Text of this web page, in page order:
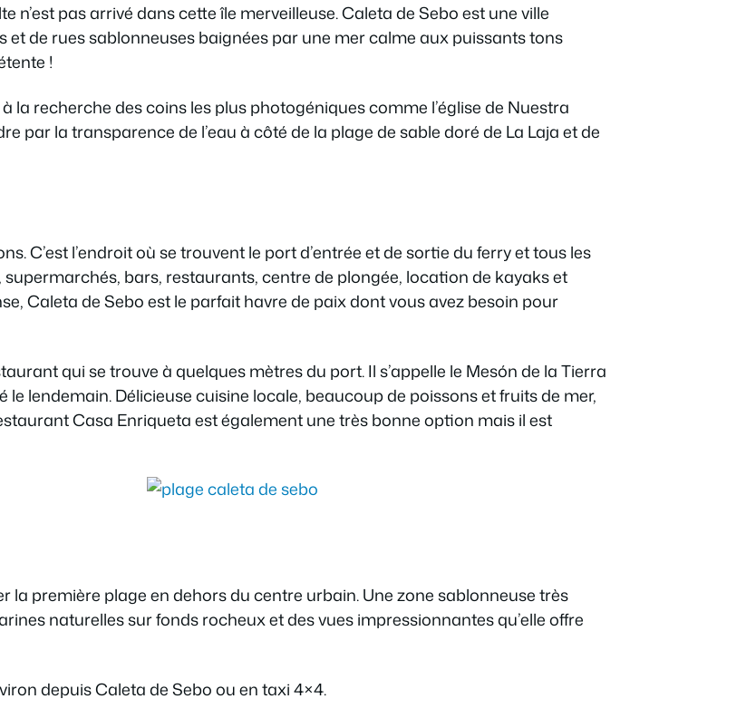
n’est pas arrivé dans cette île merveilleuse. Caleta de Sebo est une ville
et de rues sablonneuses baignées par une mer calme aux puissants tons
!
la recherche des coins les plus photogéniques comme l’église de Nuestra
par la transparence de l’eau à côté de la plage de sable doré de La Laja et de
C’est l’endroit où se trouvent le port d’entrée et de sortie du ferry et tous les
bars, restaurants, centre de plongée, location de kayaks et
Caleta de Sebo est le parfait havre de paix dont vous avez besoin pour
qui se trouve à quelques mètres du port. Il s’appelle le Mesón de la Tierra
le lendemain. Délicieuse cuisine locale, beaucoup de poissons et fruits de mer,
Casa Enriqueta est également une très bonne option mais il est
la première plage en dehors du centre urbain. Une zone sablonneuse très
naturelles sur fonds rocheux et des vues impressionnantes qu’elle offre
depuis Caleta de Sebo ou en taxi 4×4.